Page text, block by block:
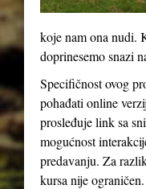
koje nam ona nudi.
doprinesemo snazi
Specifičnost ovog
pohađati online
prosleđuje link sa
mogućnost
predavanju. Za
kursa nije ograničen.